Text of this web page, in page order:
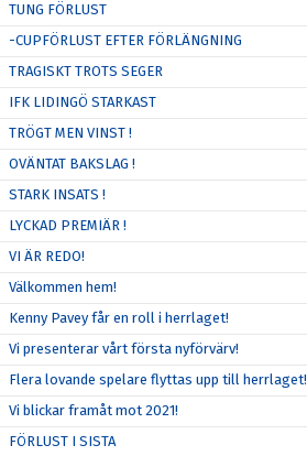
TUNG FÖRLUST
-CUPFÖRLUST EFTER FÖRLÄNGNING
TRAGISKT TROTS SEGER
IFK LIDINGÖ STARKAST
TRÖGT MEN VINST !
OVÄNTAT BAKSLAG !
STARK INSATS !
LYCKAD PREMIÄR !
VI ÄR REDO!
Välkommen hem!
Kenny Pavey får en roll i herrlaget!
Vi presenterar vårt första nyförvärv!
Flera lovande spelare flyttas upp till herrlaget!
Vi blickar framåt mot 2021!
FÖRLUST I SISTA